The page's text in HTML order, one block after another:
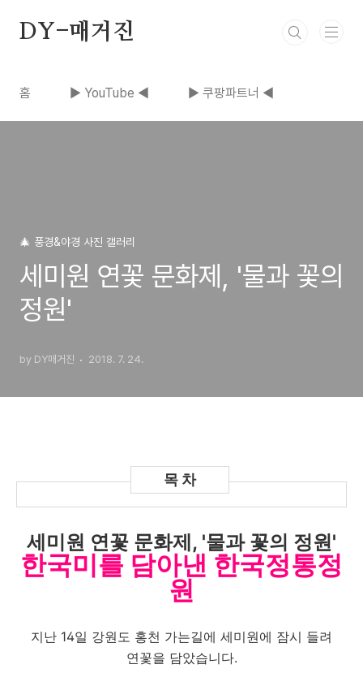
DY-매거진
홈 ▶ YouTube ◀ ▶ 쿠팡파트너 ◀
🎄 풍경&야경 사진 갤러리
세미원 연꽃 문화제, '물과 꽃의
정원'
by DY매거진 2018. 7. 24.
세미원 연꽃 문화제, '물과 꽃의 정원'
한국미를 담아낸 한국정통정
원
지난 14일 강원도 홍천 가는길에 세미원에 잠시 들려
연꽃을 담았습니다.